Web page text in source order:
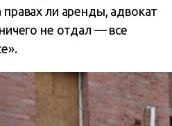
ли аренды, адвокат
не отдал — все